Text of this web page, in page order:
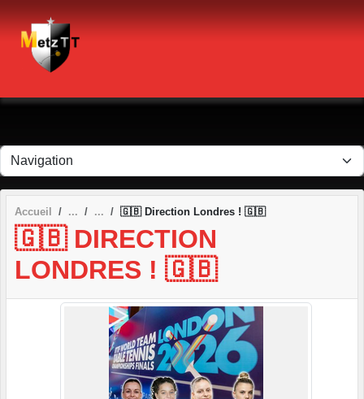
Accueil 🇬🇧 Direction Londres ! 🇬🇧
🇬🇧 DIRECTION
LONDRES ! 🇬🇧